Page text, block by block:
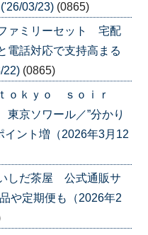
03/23) (0865)
ァミリーセット 宅配
話対応で支持高まる
22) (0865)
ｏｋｙｏ ｓｏｉｒ
京ソワール／”分かり
イント増（2026年3月12
しだ茶屋 公式通販サ
や定期便も（2026年2